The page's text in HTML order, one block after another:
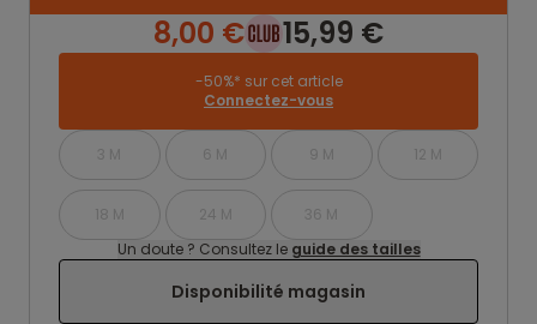
8,00 € 15,99 €
-50%* sur cet article
Connectez-vous
3 M 6 M 9 M 12 M
18 M 24 M
36 M
Un doute ? Consultez le guide des tailles
Disponibilité magasin